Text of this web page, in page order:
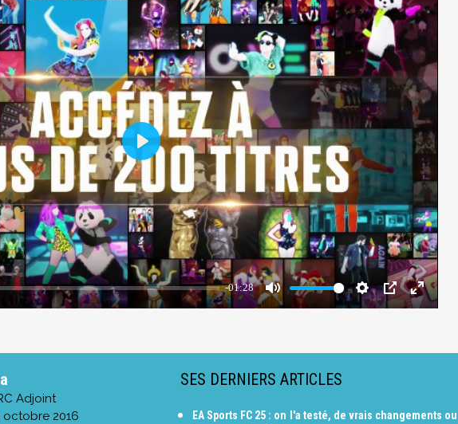
Adjoint
octobre 2016
SES DERNIERS ARTICLES
EA Sports FC 25 : on l'a testé, de vrais changements ou